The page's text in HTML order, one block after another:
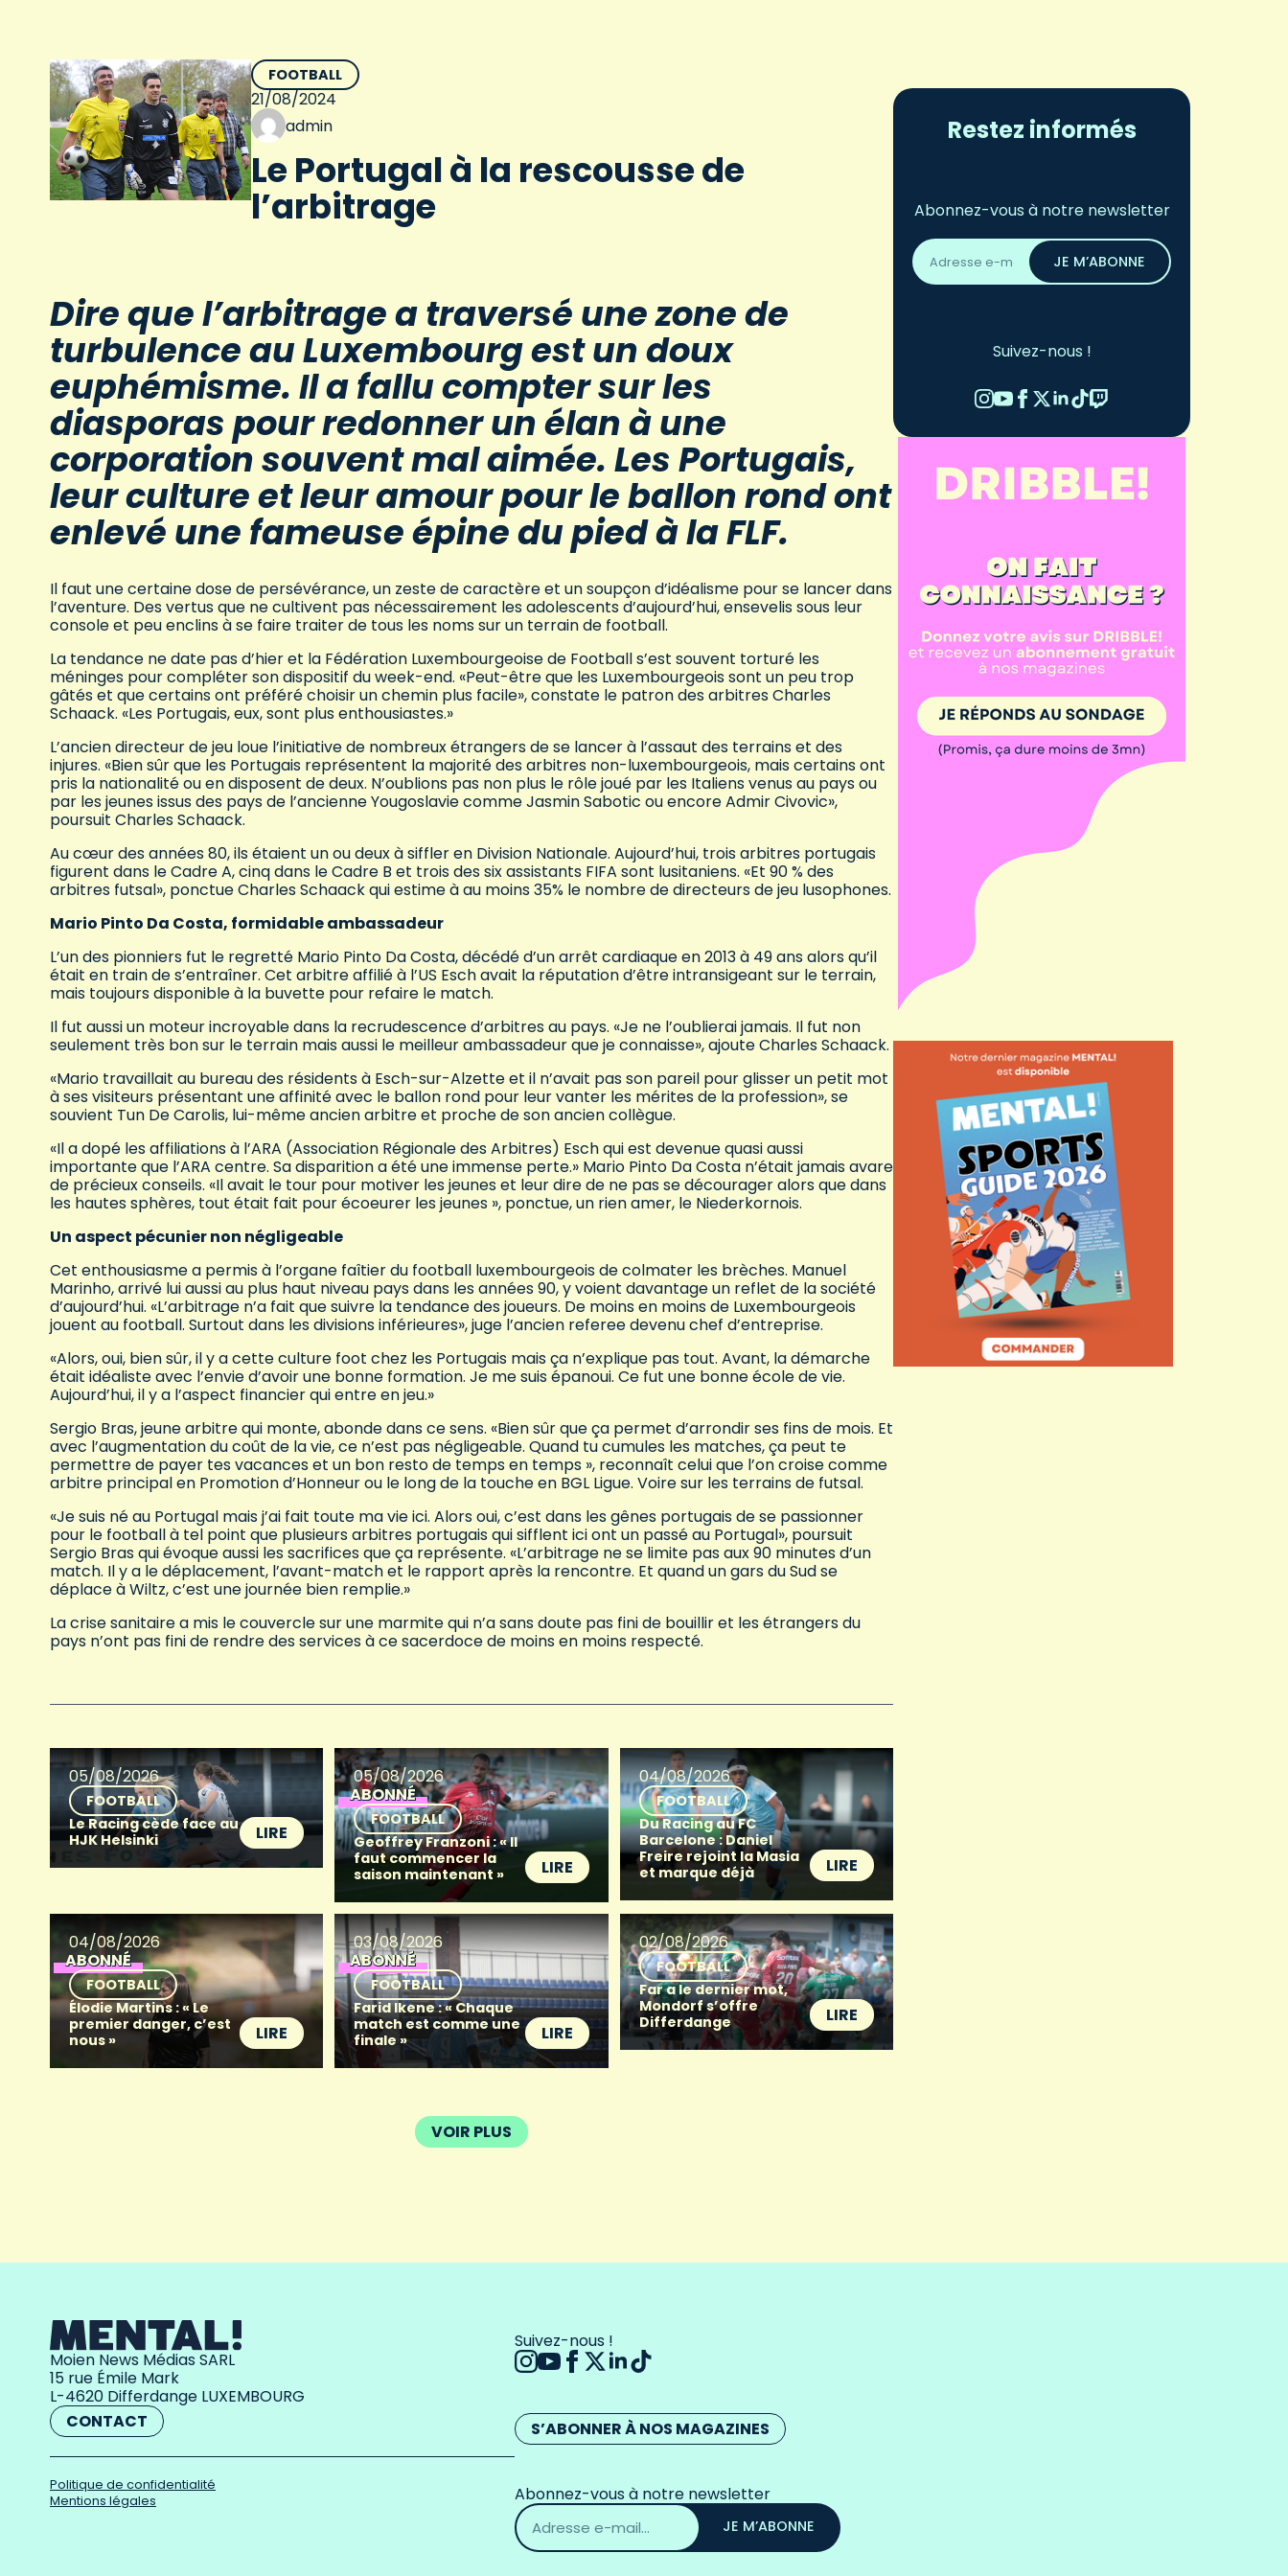
FOOTBALL
21/08/2024
admin
Le Portugal à la rescousse de
l’arbitrage
Dire que l’arbitrage a traversé une zone de
turbulence au Luxembourg est un doux
euphémisme. Il a fallu compter sur les
diasporas pour redonner un élan à une
corporation souvent mal aimée. Les Portugais,
leur culture et leur amour pour le ballon rond ont
enlevé une fameuse épine du pied à la FLF.
Il faut une certaine dose de persévérance, un zeste de caractère et un soupçon d’idéalisme pour se lancer dans
l’aventure. Des vertus que ne cultivent pas nécessairement les adolescents d’aujourd’hui, ensevelis sous leur
console et peu enclins à se faire traiter de tous les noms sur un terrain de football.
La tendance ne date pas d’hier et la Fédération Luxembourgeoise de Football s’est souvent torturé les
méninges pour compléter son dispositif du week-end. «Peut-être que les Luxembourgeois sont un peu trop
gâtés et que certains ont préféré choisir un chemin plus facile», constate le patron des arbitres Charles
Schaack. «Les Portugais, eux, sont plus enthousiastes.»
L’ancien directeur de jeu loue l’initiative de nombreux étrangers de se lancer à l’assaut des terrains et des
injures. «Bien sûr que les Portugais représentent la majorité des arbitres non-luxembourgeois, mais certains ont
pris la nationalité ou en disposent de deux. N’oublions pas non plus le rôle joué par les Italiens venus au pays ou
par les jeunes issus des pays de l’ancienne Yougoslavie comme Jasmin Sabotic ou encore Admir Civovic»,
poursuit Charles Schaack.
Au cœur des années 80, ils étaient un ou deux à siffler en Division Nationale. Aujourd’hui, trois arbitres portugais
figurent dans le Cadre A, cinq dans le Cadre B et trois des six assistants FIFA sont lusitaniens. «Et 90 % des
arbitres futsal», ponctue Charles Schaack qui estime à au moins 35% le nombre de directeurs de jeu lusophones.
Mario Pinto Da Costa, formidable ambassadeur
L’un des pionniers fut le regretté Mario Pinto Da Costa, décédé d’un arrêt cardiaque en 2013 à 49 ans alors qu’il
était en train de s’entraîner. Cet arbitre affilié à l’US Esch avait la réputation d’être intransigeant sur le terrain,
mais toujours disponible à la buvette pour refaire le match.
Il fut aussi un moteur incroyable dans la recrudescence d’arbitres au pays. «Je ne l’oublierai jamais. Il fut non
seulement très bon sur le terrain mais aussi le meilleur ambassadeur que je connaisse», ajoute Charles Schaack.
«Mario travaillait au bureau des résidents à Esch-sur-Alzette et il n’avait pas son pareil pour glisser un petit mot
à ses visiteurs présentant une affinité avec le ballon rond pour leur vanter les mérites de la profession», se
souvient Tun De Carolis, lui-même ancien arbitre et proche de son ancien collègue.
«Il a dopé les affiliations à l’ARA (Association Régionale des Arbitres) Esch qui est devenue quasi aussi
importante que l’ARA centre. Sa disparition a été une immense perte.» Mario Pinto Da Costa n’était jamais avare
de précieux conseils. «Il avait le tour pour motiver les jeunes et leur dire de ne pas se décourager alors que dans
les hautes sphères, tout était fait pour écoeurer les jeunes », ponctue, un rien amer, le Niederkornois.
Un aspect pécunier non négligeable
Cet enthousiasme a permis à l’organe faîtier du football luxembourgeois de colmater les brèches. Manuel
Marinho, arrivé lui aussi au plus haut niveau pays dans les années 90, y voient davantage un reflet de la société
d’aujourd’hui. «L’arbitrage n’a fait que suivre la tendance des joueurs. De moins en moins de Luxembourgeois
jouent au football. Surtout dans les divisions inférieures», juge l’ancien referee devenu chef d’entreprise.
«Alors, oui, bien sûr, il y a cette culture foot chez les Portugais mais ça n’explique pas tout. Avant, la démarche
était idéaliste avec l’envie d’avoir une bonne formation. Je me suis épanoui. Ce fut une bonne école de vie.
Aujourd’hui, il y a l’aspect financier qui entre en jeu.»
Sergio Bras, jeune arbitre qui monte, abonde dans ce sens. «Bien sûr que ça permet d’arrondir ses fins de mois. Et
avec l’augmentation du coût de la vie, ce n’est pas négligeable. Quand tu cumules les matches, ça peut te
permettre de payer tes vacances et un bon resto de temps en temps », reconnaît celui que l’on croise comme
arbitre principal en Promotion d’Honneur ou le long de la touche en BGL Ligue. Voire sur les terrains de futsal.
«Je suis né au Portugal mais j’ai fait toute ma vie ici. Alors oui, c’est dans les gênes portugais de se passionner
pour le football à tel point que plusieurs arbitres portugais qui sifflent ici ont un passé au Portugal», poursuit
Sergio Bras qui évoque aussi les sacrifices que ça représente. «L’arbitrage ne se limite pas aux 90 minutes d’un
match. Il y a le déplacement, l’avant-match et le rapport après la rencontre. Et quand un gars du Sud se
déplace à Wiltz, c’est une journée bien remplie.»
La crise sanitaire a mis le couvercle sur une marmite qui n’a sans doute pas fini de bouillir et les étrangers du
pays n’ont pas fini de rendre des services à ce sacerdoce de moins en moins respecté.
05/08/2026
FOOTBALL
Le Racing cède face au
HJK Helsinki
LIRE
05/08/2026
ABONNÉ
FOOTBALL
Geoffrey Franzoni : « Il
faut commencer la
saison maintenant »
LIRE
04/08/2026
FOOTBALL
Du Racing au FC
Barcelone : Daniel
Freire rejoint la Masia
et marque déjà
LIRE
04/08/2026
ABONNÉ
FOOTBALL
Élodie Martins : « Le
premier danger, c’est
nous »
LIRE
03/08/2026
ABONNÉ
FOOTBALL
Farid Ikene : « Chaque
match est comme une
finale »
LIRE
02/08/2026
FOOTBALL
Far a le dernier mot,
Mondorf s’offre
Differdange
LIRE
VOIR PLUS
Restez informés
Abonnez-vous à notre newsletter
Adresse
email
*
JE M’ABONNE
Suivez-nous !
Moien News Médias SARL
15 rue Émile Mark
L-4620 Differdange LUXEMBOURG
CONTACT
Politique de confidentialité
Mentions légales
Suivez-nous !
S’ABONNER À NOS MAGAZINES
Abonnez-vous à notre newsletter
Adresse
email
*
JE M’ABONNE